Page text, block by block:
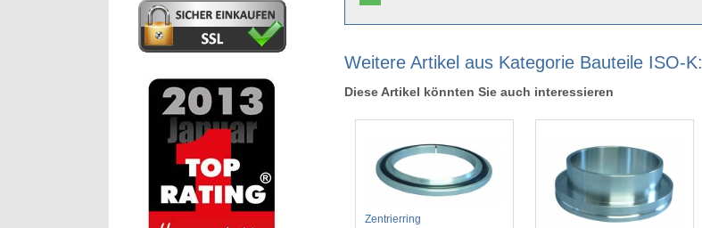
Weitere Artikel aus Kategorie Bauteile ISO-K:
Diese Artikel könnten Sie auch interessieren
Zentrierring